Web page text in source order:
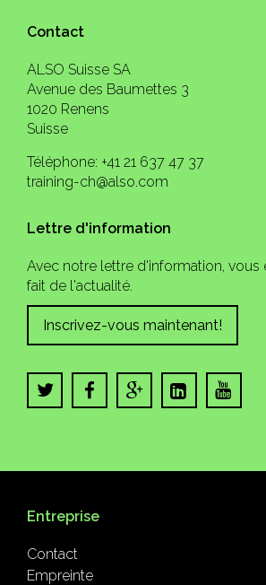
Contact
ALSO Suisse SA
Avenue des Baumettes 3
1020 Renens
Suisse
Téléphone: +41 21 637 47 37
training-ch@also.com
Lettre d'information
Avec notre lettre d'information, vous
fait de l'actualité.
Inscrivez-vous maintenant!
Entreprise
Contact
Empreinte